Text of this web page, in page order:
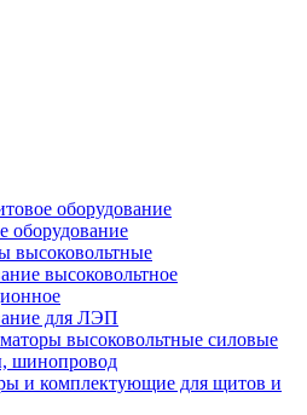
оборудование
оборудование
высоковольтные
высоковольтное
для ЛЭП
высоковольтные силовые
шинопровод
и комплектующие для щитов и